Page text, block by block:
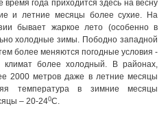
года приходится здесь на весну
и летние месяцы более сухие. На
бывает жаркое лето (особенно в
холодные зимы. Пободно западной
более меняются погодные условия -
более холодный. В районах,
2000 метров даже в летние месяцы
температура в зимние месяцы
– 20-240С.